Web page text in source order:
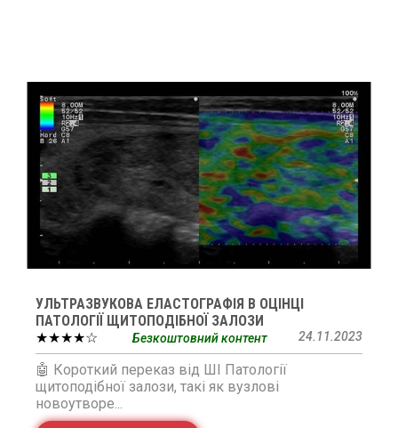
УЛЬТРАЗВУКОВА ЕЛАСТОГРАФІЯ В ОЦІНЦІ
ПАТОЛОГІЇ ЩИТОПОДІБНОЇ ЗАЛОЗИ
★★★★☆
24.11.2023
Безкоштовний контент
🤖 Короткий переказ від ШІ Патології
щитоподібної залози, такі як вузлові
новоутворе...